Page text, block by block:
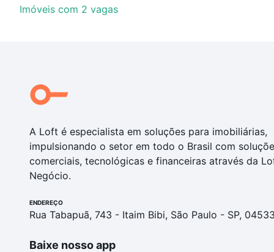
Imóveis com 2 vagas
A Loft é especialista em soluções para imobiliárias,
impulsionando o setor em todo o Brasil com
comerciais, tecnológicas e financeiras através da
Negócio.
ENDEREÇO
Rua Tabapuã, 743 - Itaim Bibi, São Paulo - SP,
Baixe nosso app